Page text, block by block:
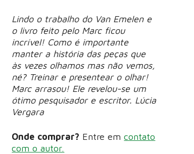
Lindo o trabalho do Van Emelen e
o livro feito pelo Marc ficou
incrível! Como é importante
manter a história das peças que
às vezes olhamos mas não vemos,
né? Treinar e presentear o olhar!
Marc arrasou! Ele revelou-se um
ótimo pesquisador e escritor. Lúcia
Vergara
Onde comprar? Entre emcontato
com o autor.